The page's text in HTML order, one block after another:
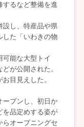
するなど整備を進
設し、特産品や県
した「いわきの物
能な大型トイ
が公開された。
目見えした。
ープンし、初日か
を品定めする姿が
らオープニングセ